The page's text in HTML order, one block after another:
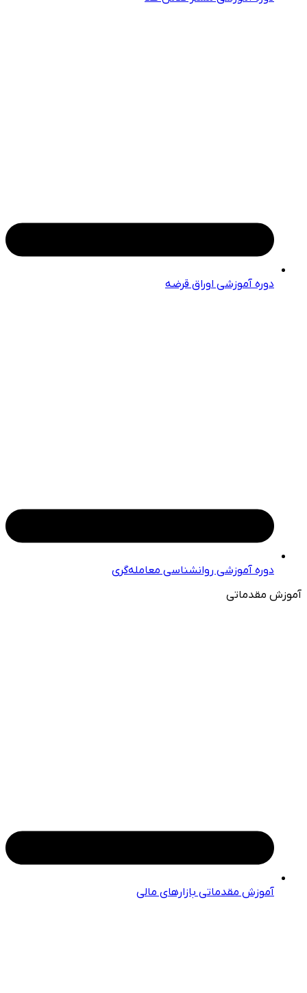
دوره آموزشی اوراق قرضه
دوره آموزشی روانشناسی معامله‌گری
آموزش مقدماتی
آموزش مقدماتی بازارهای مالی